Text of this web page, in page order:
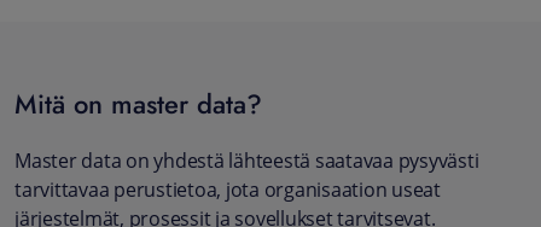
Mitä on master data?
Master data on yhdestä lähteestä saatavaa pysyvästi
tarvittavaa perustietoa, jota organisaation useat
järjestelmät, prosessit ja sovellukset tarvitsevat.